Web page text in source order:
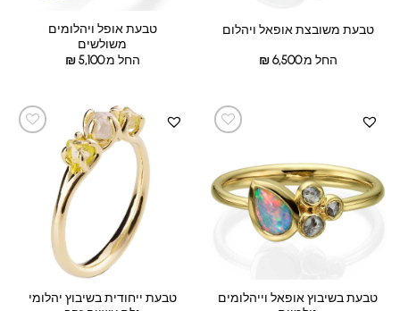
טבעת משובצת אופאל ויהלום
החל מ: ₪6,500
טבעת אופל ויהלומים
משולשים
החל מ:
₪5,100
טבעת בשיבוץ אופאל וייהלומים
טבעת ייחודית בשיבוץ יהלומי